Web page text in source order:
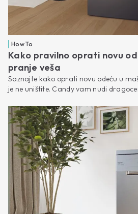
How To
Kako pravilno oprati novu
pranje veša
Saznajte kako oprati novu odeću u
je ne uništite. Candy vam nudi